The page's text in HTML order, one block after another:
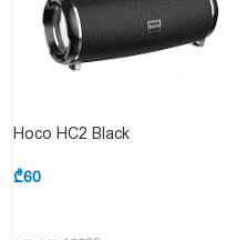
Hoco HC2 Black
₾60